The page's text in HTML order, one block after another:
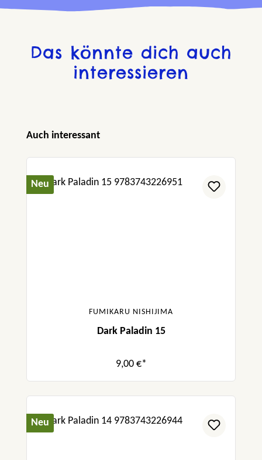
Das könnte dich auch
interessieren
Produktgalerie überspringen
Auch interessant
Neu
FUMIKARU NISHIJIMA
Dark Paladin 15
9,00 €*
Neu